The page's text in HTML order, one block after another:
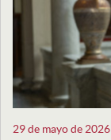
29 de mayo de 2026